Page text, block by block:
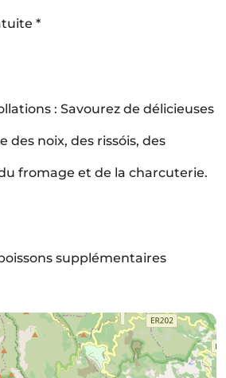
*
: Savourez de délicieuses
des noix, des rissóis, des
fromage et de la charcuterie.
supplémentaires